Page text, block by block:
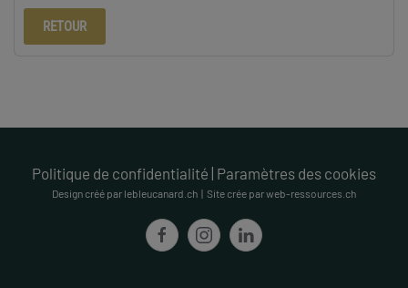
RETOUR
Politique de confidentialité Paramètres des cookies
Design créé par lebleucanard.ch | Site crée par web-ressources.ch